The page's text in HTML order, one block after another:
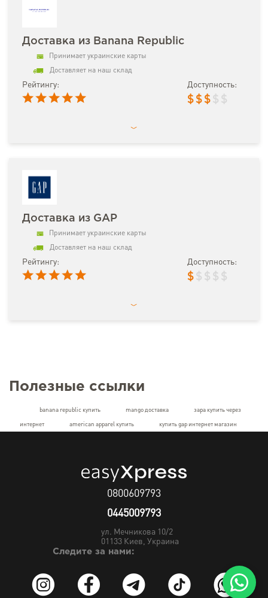
Доставка из Banana Republic
Принимает украинские карты
Доставляет на наш склад
Рейтингу: Доступность:
$ $ $ $ $
Доставка из GAP
Принимает украинские карты
Доставляет на наш склад
Рейтингу: Доступность:
$ $ $ $ $
Полезные ссылки
banana republic купить mango доставка зара купить через
интернет american apparel купить купить gap интернет магазин
0800609793
0445009793
ул. Мечникова 10/2
01133 Киев, Украина
Следите за нами: